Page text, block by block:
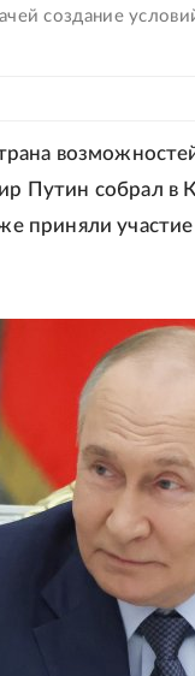
создание
Путин собрал в
приняли